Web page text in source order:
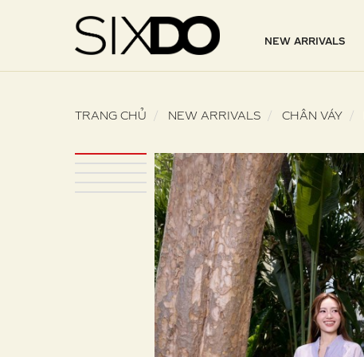
NEW ARRIVALS
TRANG CHỦ NEW ARRIVALS CHÂN VÁY